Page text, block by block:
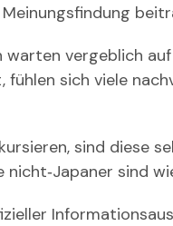
vergeblich
sich viele
sind diese
sind